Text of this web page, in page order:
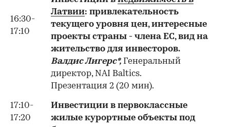
16:30-
17:10
Латвии: привлекательность
текущего уровня цен, интересные
проекты страны - члена ЕС, вид на
жительство для инвесторов.
Валдис Лигерс*, Генеральный
директор, NAI Baltics.
Презентация 2 (20 мин).
17:10-
17:20
Инвестиции в первоклассные
жилые курортные объекты под